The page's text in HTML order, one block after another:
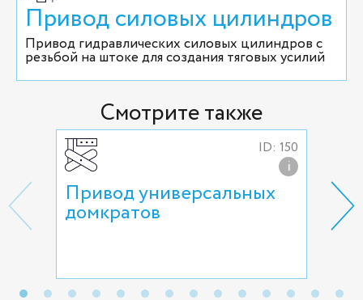
Привод силовых цилиндров
Привод гидравлических силовых цилиндров с
резьбой на штоке для создания тяговых усилий
Смотрите также
ID: 150
i
Привод универсальных
домкратов